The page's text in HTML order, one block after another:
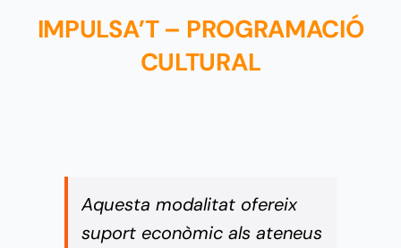
IMPULSA’T – PROGRAMACIÓ
CULTURAL
Aquesta modalitat ofereix
suport econòmic als ateneus